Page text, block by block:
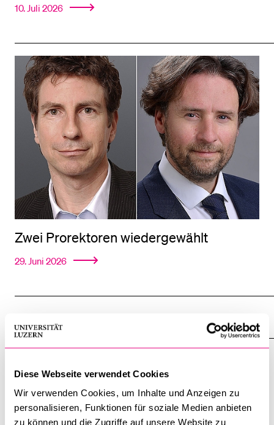
Diese Webseite verwendet Cookies
Wir verwenden Cookies, um Inhalte und Anzeigen zu
personalisieren, Funktionen für soziale Medien anbieten
zu können und die Zugriffe auf unsere Website zu
10. Juli 2026
Zwei Prorektoren wiedergewählt
29. Juni 2026
VERANSTALTUNGEN
Diplomfeier der
Rechtswissenschaftlichen Fakultät
21. August 2026